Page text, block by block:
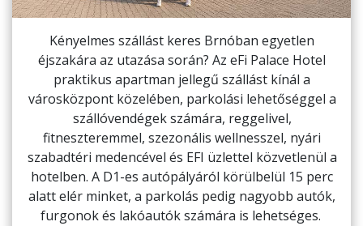
Kényelmes szállást keres Brnóban egyetlen
éjszakára az utazása során? Az eFi Palace Hotel
praktikus apartman jellegű szállást kínál a
városközpont közelében, parkolási lehetőséggel a
szállóvendégek számára, reggelivel,
fitneszteremmel, szezonális wellnesszel, nyári
szabadtéri medencével és EFI üzlettel közvetlenül a
hotelben. A D1-es autópályáról körülbelül 15 perc
alatt elér minket, a parkolás pedig nagyobb autók,
furgonok és lakóautók számára is lehetséges.